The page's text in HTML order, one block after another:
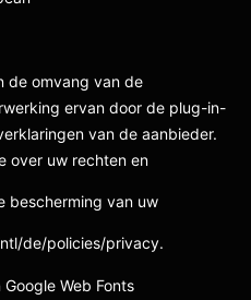
de omvang van de
ervan door de plug-in-
van de aanbieder.
over uw rechten en
bescherming van uw
de/policies/privacy.
Web Fonts